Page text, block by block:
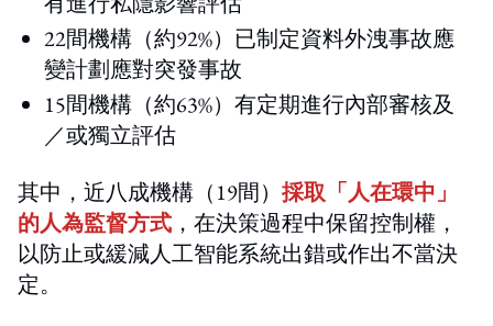
22間機構（約92%）已制定資料外洩事故應
變計劃應對突發事故
15間機構（約63%）有定期進行內部審核及
／或獨立評估
其中，近八成機構（19間） 採取「人在環中」
的人為監督方式 ，在決策過程中保留控制權，
以防止或緩減人工智能系統出錯或作出不當決
定。